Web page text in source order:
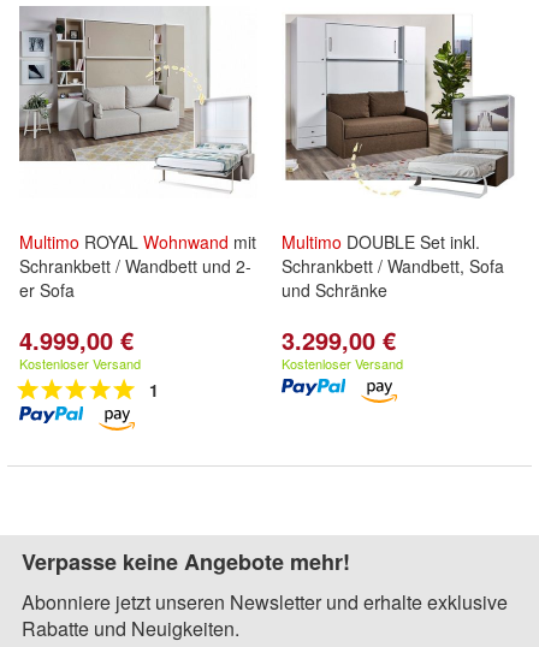
Multimo ROYAL Wohnwand mit
Schrankbett / Wandbett und 2-
er Sofa
4.999,00 €
Kostenloser Versand
1
Multimo DOUBLE Set inkl.
Schrankbett / Wandbett, Sofa
und Schränke
3.299,00 €
Kostenloser Versand
Verpasse keine Angebote mehr!
Abonniere jetzt unseren Newsletter und erhalte exklusive
Rabatte und Neuigkeiten.